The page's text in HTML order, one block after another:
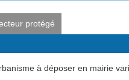
protégé
à déposer en mairie